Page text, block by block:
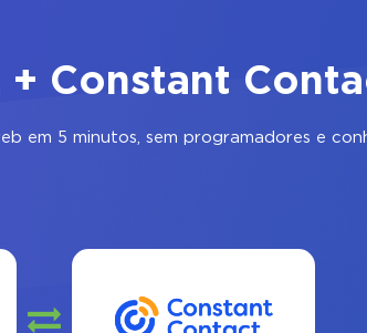
+ Constant
em 5 minutos, sem programadores e